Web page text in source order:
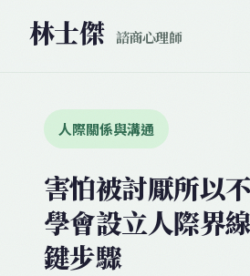
林士傑 諮商心理師
人際關係與溝通
害怕被討厭所以
學會設立人際界
鍵步驟